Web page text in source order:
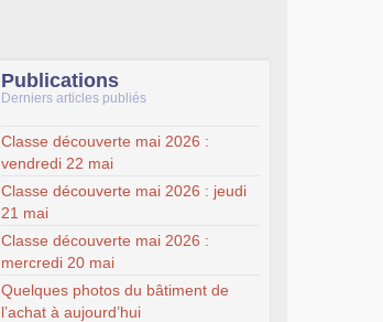
Publications
Derniers articles publiés
Classe découverte mai 2026 :
vendredi 22 mai
Classe découverte mai 2026 : jeudi
21 mai
Classe découverte mai 2026 :
mercredi 20 mai
Quelques photos du bâtiment de
l’achat à aujourd’hui